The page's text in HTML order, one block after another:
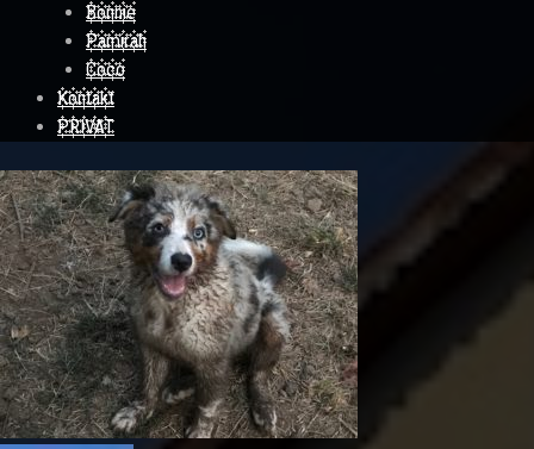
Bonnie
Pamirah
Coco
Kontakt
PRIVAT